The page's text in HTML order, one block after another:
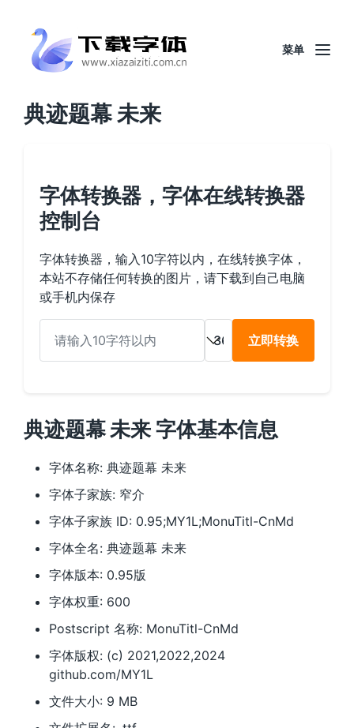
菜单
典迹题幕 未来
字体转换器，字体在线转换器
控制台
字体转换器，输入10字符以内，在线转换字体，
本站不存储任何转换的图片，请下载到自己电脑
或手机内保存
立即转换
典迹题幕 未来 字体基本信息
字体名称: 典迹题幕 未来
字体子家族: 窄介
字体子家族 ID: 0.95;MY1L;MonuTitl-CnMd
字体全名: 典迹题幕 未来
字体版本: 0.95版
字体权重: 600
Postscript 名称: MonuTitl-CnMd
字体版权: (c) 2021,2022,2024
github.com/MY1L
文件大小: 9 MB